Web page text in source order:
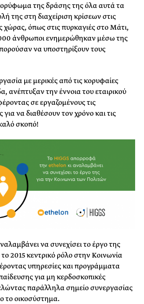
της δράσης της όλα αυτά τα
της στη διαχείριση κρίσεων στις
χώρας, όπως στις πυρκαγιές στο Μάτι,
άνθρωποι ενημερώθηκαν μέσω της
να υποστηρίξουν τους
με μερικές από τις κορυφαίες
ανέπτυξαν την έννοια του εταιρικού
σε εργαζομένους τις
για να διαθέσουν τον χρόνο και τις
σκοπό!
να συνεχίσει το έργο της
2015 κεντρικό ρόλο στην Κοινωνία
υπηρεσίες και προγράμματα
για μη κερδοσκοπικές
παράλληλα σημείο συνεργασίας
το οικοσύστημα.